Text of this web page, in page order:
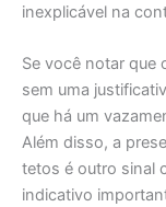
inexplicável na
Se você notar que
sem uma
que há um
Além disso, a
tetos é outro sinal
indicativo